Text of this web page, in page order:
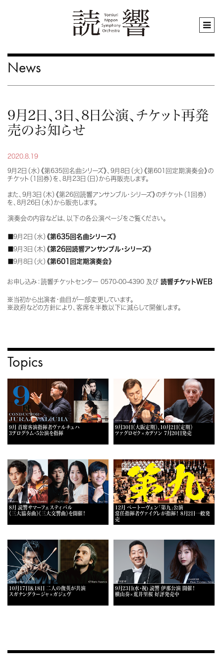
News
9月2日、3日、8日公演、チケット再発
売のお知らせ
2020.8.19
9月2日（水）《第635回名曲シリーズ》、9月8日（火）《第601回定期演奏会》の
チケット（1回券）を、8月23日（日）から再販売します。
また、9月3日（木）《第26回読響アンサンブル・シリーズ》のチケット（1回券）
を、8月26日（水）から販売します。
演奏会の内容などは、以下の各公演ページをご覧ください。
■9月2日（水） 《第635回名曲シリーズ》
■9月3日（木） 《第26回読響アンサンブル・シリーズ》
■9月8日（火） 《第601回定期演奏会》
お申し込み：読響チケットセンター 0570-00-4390 及び 読響チケットWEB
※当初から出演者・曲目が一部変更しています。
※政府などの方針により、客席を半数以下に減らして開催します。
Topics
9月 首席客演指揮者ヴァルチュハ
3プログラム・5公演を指揮
9月30日《大阪定期》、10月2日《定期》
ツァグロゼク×カプソン 7月20日発売
8月 読響サマーフェスティバル
《三大協奏曲》《三大交響曲》を開催！
12月 ベートーヴェン「第九」公演
常任指揮者ヴァイグレが指揮！ 8月2日一般発
売
10月17日＆18日 二人の俊英が共演
スガナンダラージャ×ガジェヴ
9月23日(水・祝) 読響 伊那公演 開催！
横山奏×荒井里桜 好評発売中